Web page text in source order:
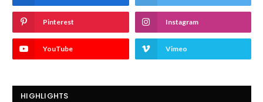
Pinterest Instagram
YouTube Vimeo
HIGHLIGHTS